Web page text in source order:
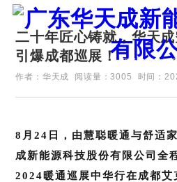
证券代码：
二十年匠心铸就，华天
引爆成都巡展！
作者：华天成 阅读量：3005 时间：
8月24日，由慧聪暖通与舒适
成新能源科技股份有限公司全
2024暖通巡展中华行在成都艾